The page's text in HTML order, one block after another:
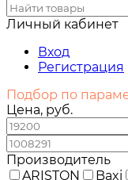
Личный кабинет
Вход
Регистрация
Подбор по
Цена, руб.
Производитель
ARISTON
Baxi